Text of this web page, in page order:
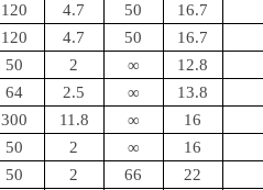
120 4.7 50
16.7
120 4.7 50
16.7
50 2 ∞
12.8
64 2.5 ∞
13.8
300 11.8 ∞
16
50 2 ∞
16
50 2 66 22